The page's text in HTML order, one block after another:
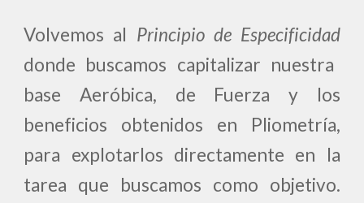
Volvemos al Principio de Especificidad
donde buscamos capitalizar nuestra
base Aeróbica, de Fuerza y los
beneficios obtenidos en Pliometría,
para explotarlos directamente en la
tarea que buscamos como objetivo.